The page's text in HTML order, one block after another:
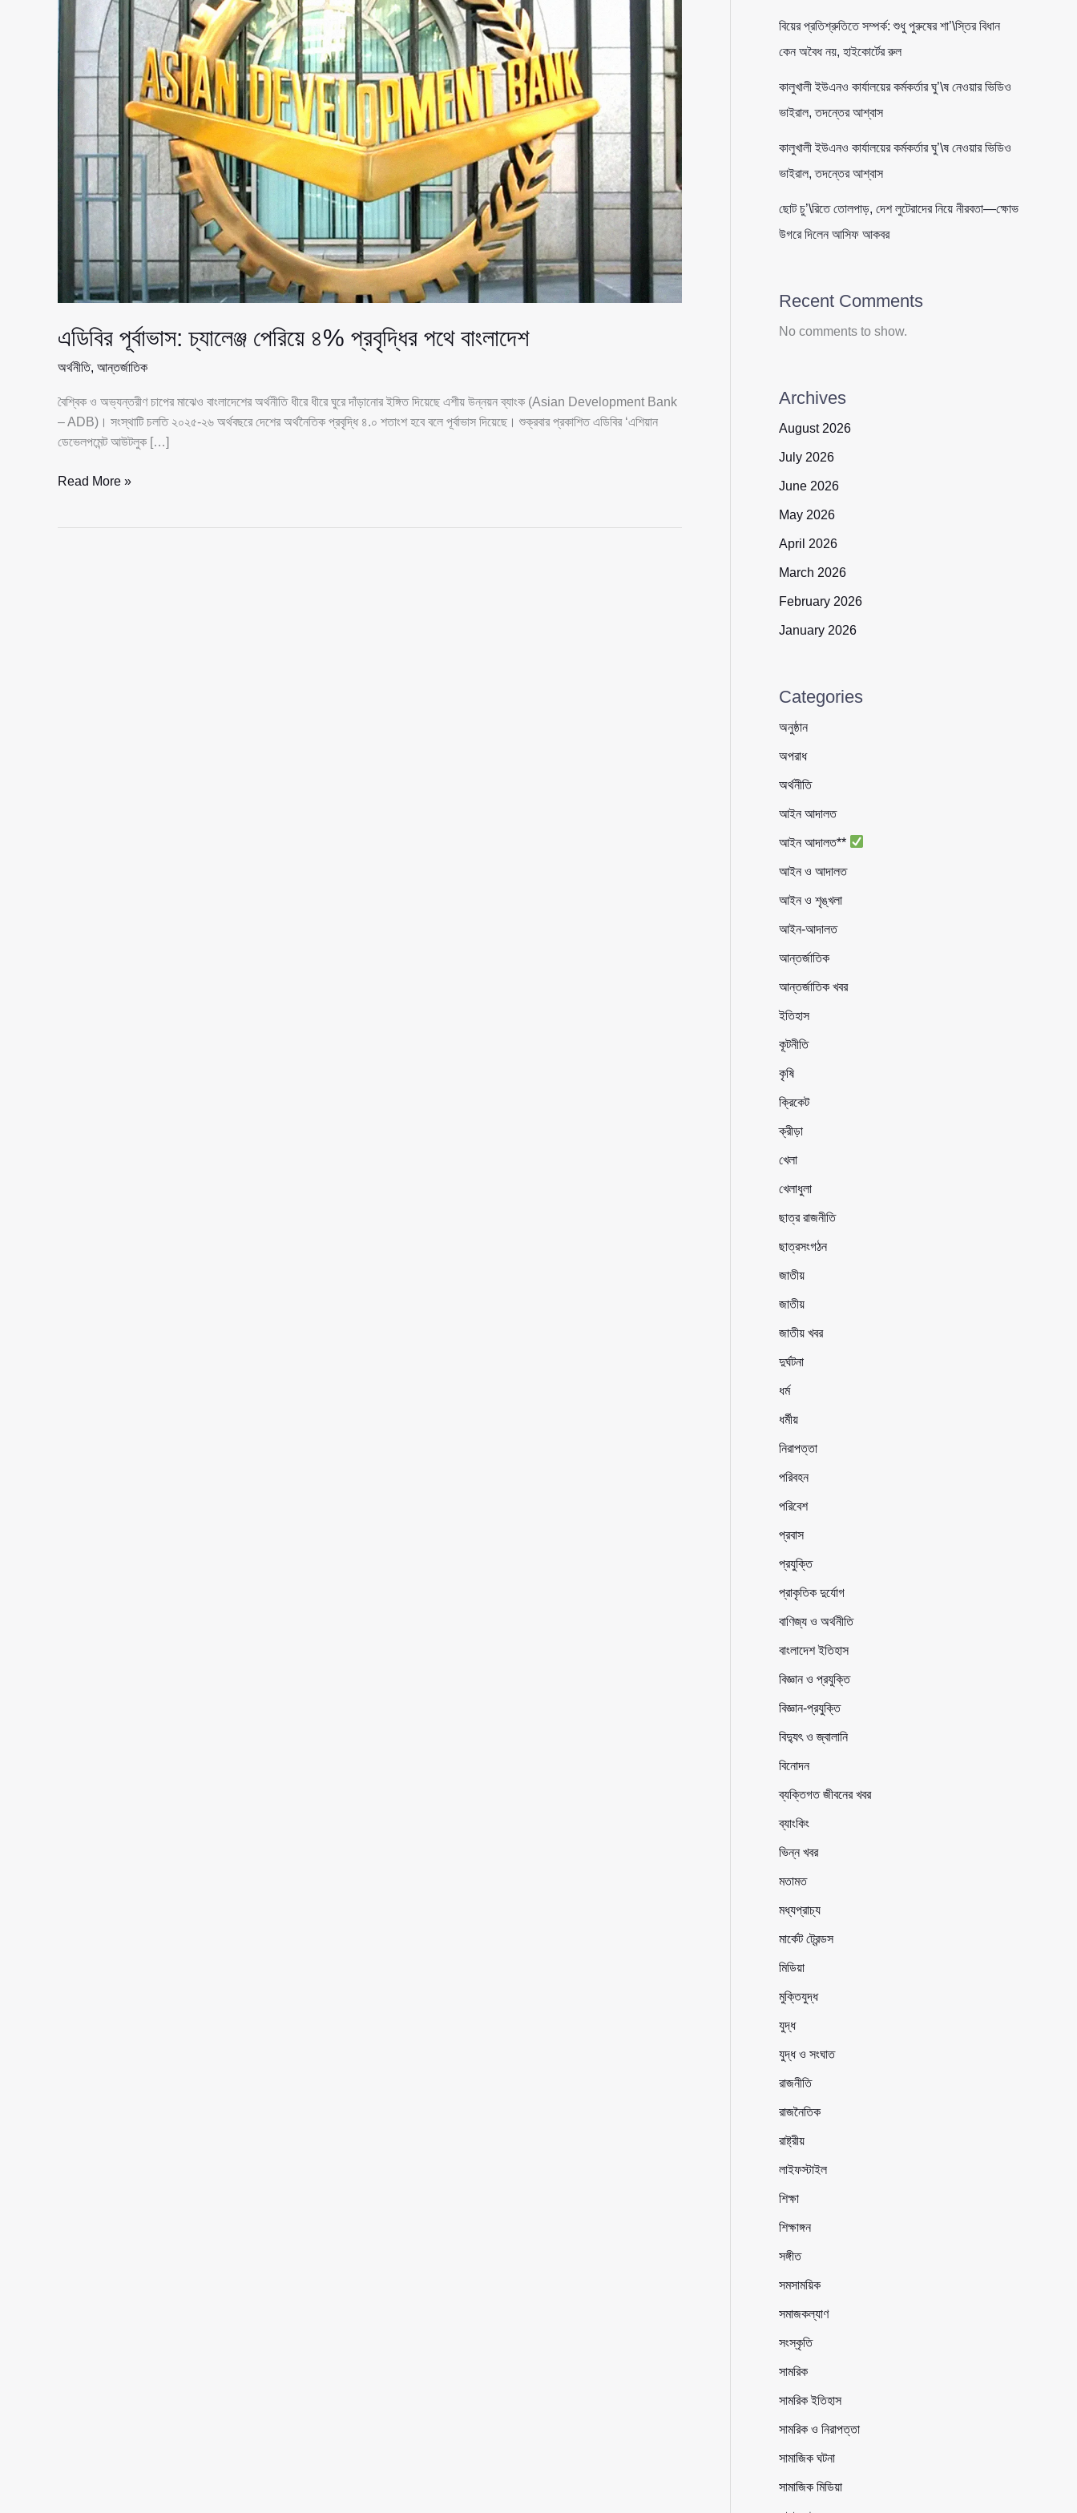
এডিবির পূর্বাভাস: চ্যালেঞ্জ পেরিয়ে ৪% প্রবৃদ্ধির পথে বাংলাদেশ
অর্থনীতি, আন্তর্জাতিক
বৈশ্বিক ও অভ্যন্তরীণ চাপের মাঝেও বাংলাদেশের অর্থনীতি ধীরে ধীরে ঘুরে দাঁড়ানোর ইঙ্গিত দিয়েছে এশীয় উন্নয়ন ব্যাংক (Asian Development Bank
– ADB)। সংস্থাটি চলতি ২০২৫-২৬ অর্থবছরে দেশের অর্থনৈতিক প্রবৃদ্ধি ৪.০ শতাংশ হবে বলে পূর্বাভাস দিয়েছে। শুক্রবার প্রকাশিত এডিবির ‘এশিয়ান
ডেভেলপমেন্ট আউটলুক […]
এডিবির
Read More »
বিয়ের প্রতিশ্রুতিতে সম্পর্ক: শুধু পুরুষের শা’\স্তির বিধান
কেন অবৈধ নয়, হাইকোর্টের রুল
কালুখালী ইউএনও কার্যালয়ের কর্মকর্তার ঘু’\ষ নেওয়ার ভিডিও
ভাইরাল, তদন্তের আশ্বাস
কালুখালী ইউএনও কার্যালয়ের কর্মকর্তার ঘু’\ষ নেওয়ার ভিডিও
ভাইরাল, তদন্তের আশ্বাস
ছোট চু’\রিতে তোলপাড়, দেশ লুটেরাদের নিয়ে নীরবতা—ক্ষোভ
উগরে দিলেন আসিফ আকবর
Recent Comments
No comments to show.
Archives
August 2026
July 2026
June 2026
May 2026
April 2026
March 2026
February 2026
January 2026
Categories
অনুষ্ঠান
অপরাধ
অর্থনীতি
আইন আদালত
আইন আদালত**
আইন ও আদালত
আইন ও শৃঙ্খলা
আইন-আদালত
আন্তর্জাতিক
আন্তর্জাতিক খবর
ইতিহাস
কূটনীতি
কৃষি
ক্রিকেট
ক্রীড়া
খেলা
খেলাধুলা
ছাত্র রাজনীতি
ছাত্রসংগঠন
জাতীয়
জাতীয়
জাতীয় খবর
দুর্ঘটনা
ধর্ম
ধর্মীয়
নিরাপত্তা
পরিবহন
পরিবেশ
প্রবাস
প্রযুক্তি
প্রাকৃতিক দুর্যোগ
বাণিজ্য ও অর্থনীতি
বাংলাদেশ ইতিহাস
বিজ্ঞান ও প্রযুক্তি
বিজ্ঞান-প্রযুক্তি
বিদ্যুৎ ও জ্বালানি
বিনোদন
ব্যক্তিগত জীবনের খবর
ব্যাংকিং
ভিন্ন খবর
মতামত
মধ্যপ্রাচ্য
মার্কেট ট্রেন্ডস
মিডিয়া
মুক্তিযুদ্ধ
যুদ্ধ
যুদ্ধ ও সংঘাত
রাজনীতি
রাজনৈতিক
রাষ্ট্রীয়
লাইফস্টাইল
শিক্ষা
শিক্ষাঙ্গন
সঙ্গীত
সমসাময়িক
সমাজকল্যাণ
সংস্কৃতি
সামরিক
সামরিক ইতিহাস
সামরিক ও নিরাপত্তা
সামাজিক ঘটনা
সামাজিক মিডিয়া